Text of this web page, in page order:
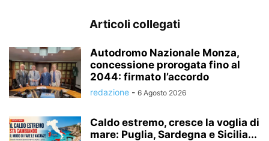
Articoli collegati
Autodromo Nazionale Monza,
concessione prorogata fino al
2044: firmato l’accordo
redazione - 6 Agosto 2026
Caldo estremo, cresce la voglia di
mare: Puglia, Sardegna e Sicilia...